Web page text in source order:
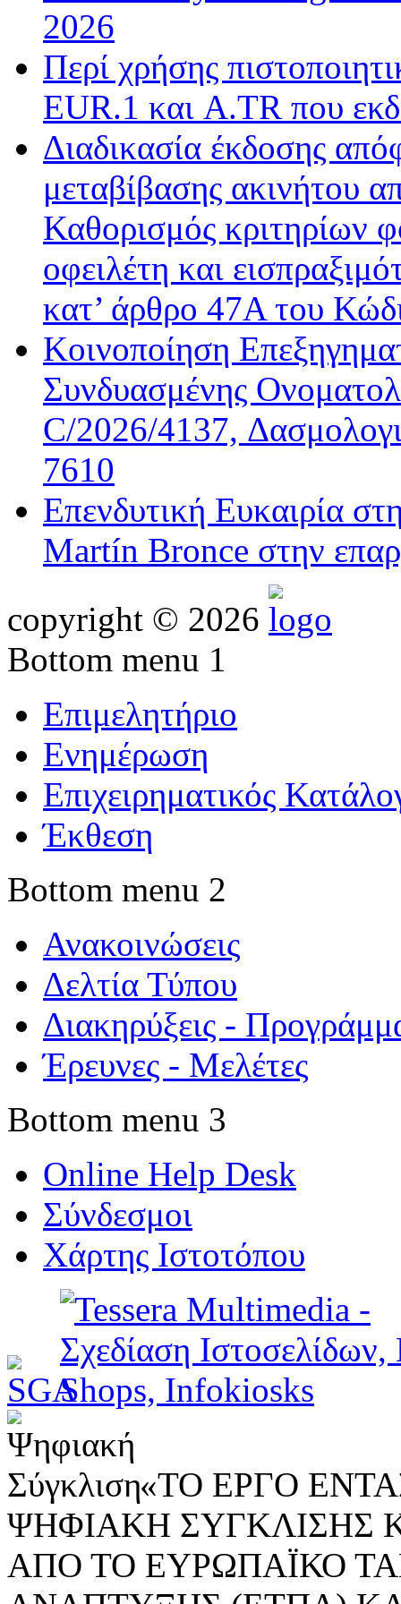
2026
Περί χρήσης
EUR.1 και A.TR που
Διαδικασία έκδοσης
μεταβίβασης ακινήτου
Καθορισμός κριτηρίων
οφειλέτη και
κατ’ άρθρο 47Α του
Κοινοποίηση
Συνδυασμένης
C/2026/4137,
7610
Επενδυτική Ευκαιρία
Martín Bronce στην
copyright © 2026
Bottom menu 1
Επιμελητήριο
Ενημέρωση
Επιχειρηματικός
Έκθεση
Bottom menu 2
Ανακοινώσεις
Δελτία Τύπου
Διακηρύξεις -
Έρευνες - Μελέτες
Bottom menu 3
Online Help Desk
Σύνδεσμοι
Χάρτης Ιστοτόπου
«ΤΟ ΕΡΓΟ
ΨΗΦΙΑΚΗ ΣΥΓΚΛΙΣΗΣ
ΑΠΟ ΤΟ ΕΥΡΩΠΑΪΚΟ